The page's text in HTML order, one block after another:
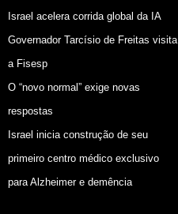
Israel acelera corrida global da IA
Governador Tarcísio de Freitas visita
a Fisesp
O “novo normal” exige novas
respostas
Israel inicia construção de seu
primeiro centro médico exclusivo
para Alzheimer e demência